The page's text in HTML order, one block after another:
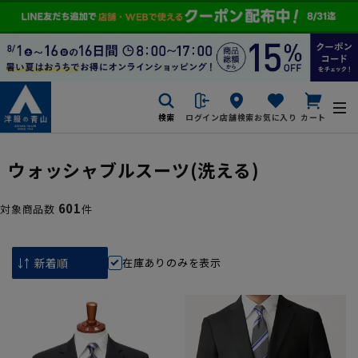
検索 ログイン店舗検索お気に入り カート
ウォッシャブルスーツ(洗える)
対象商品数 601件
在庫ありのみを表示